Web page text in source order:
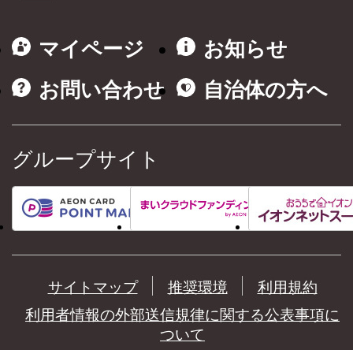
マイページ
お知らせ
お問い合わせ
自治体の方へ
グループサイト
サイトマップ 推奨環境
利用規約
利用者情報の外部送信規律に関する公表事項に
ついて